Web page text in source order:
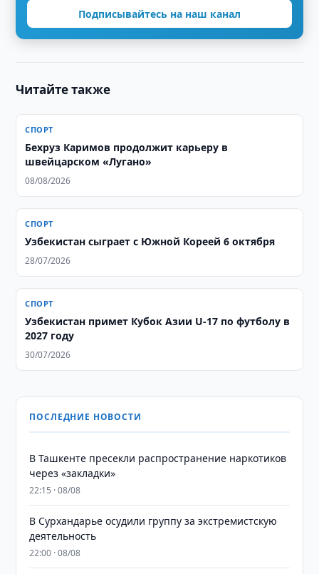
Подписывайтесь на наш канал
Читайте также
СПОРТ
Бехруз Каримов продолжит карьеру в
швейцарском «Лугано»
08/08/2026
СПОРТ
Узбекистан сыграет с Южной Кореей 6 октября
28/07/2026
СПОРТ
Узбекистан примет Кубок Азии U-17 по футболу в
2027 году
30/07/2026
ПОСЛЕДНИЕ НОВОСТИ
В Ташкенте пресекли распространение наркотиков
через «закладки»
22:15 · 08/08
В Сурхандарье осудили группу за экстремистскую
деятельность
22:00 · 08/08